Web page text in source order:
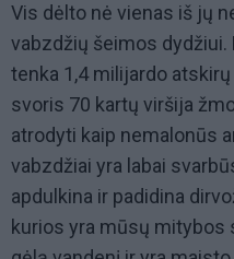
Vis dėlto nė vienas iš jų
vabzdžių šeimos
tenka 1,4 milijardo
svoris 70 kartų viršija
atrodyti kaip nemalonūs
vabzdžiai yra labai
apdulkina ir padidina
kurios yra mūsų mitybos